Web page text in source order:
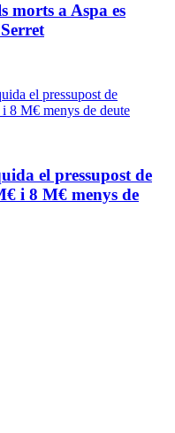
morts a Aspa es
el pressupost de
i 8 M€ menys de